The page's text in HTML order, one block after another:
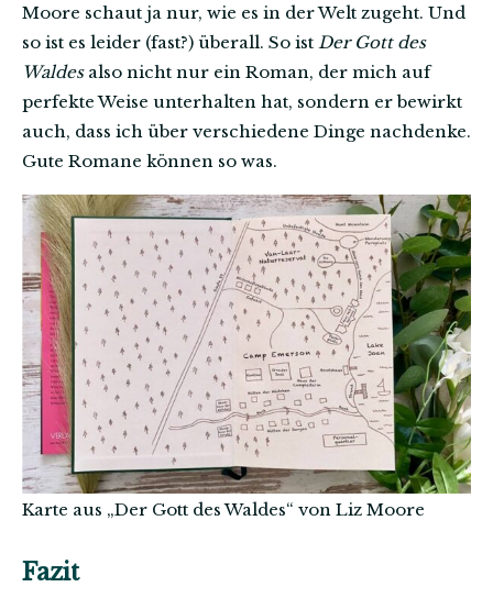
Moore schaut ja nur, wie es in der Welt zugeht. Und
so ist es leider (fast?) überall. So ist Der Gott des
Waldesalso nicht nur ein Roman, der mich auf
perfekte Weise unterhalten hat, sondern er bewirkt
auch, dass ich über verschiedene Dinge nachdenke.
Gute Romane können so was.
Karte aus „Der Gott des Waldes“ von Liz Moore
Fazit